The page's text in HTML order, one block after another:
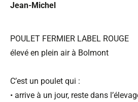
Jean-Michel
POULET FERMIER LABEL ROUGE
élevé en plein air à Bolmont
C’est un poulet qui :
• arrive à un jour, reste dans